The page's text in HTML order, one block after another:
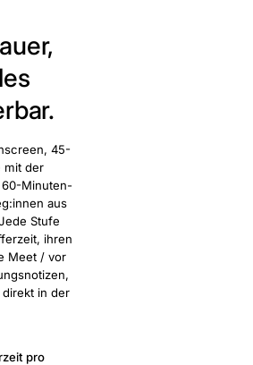
45-
mit der
60-Minuten-
aus
Stufe
ihren
Meet / vor
direkt in der
pro